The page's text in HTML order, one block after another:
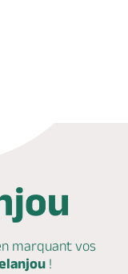
marquantvos
!